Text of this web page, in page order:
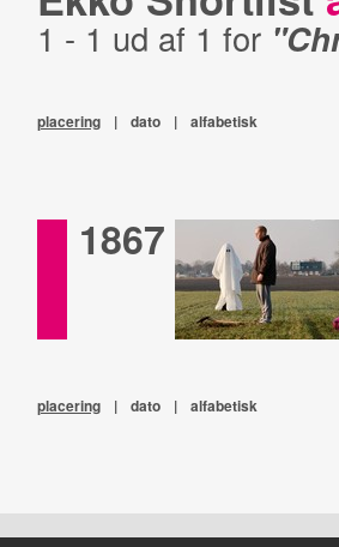
1 - 1 ud af 1 for
placering | dato | alfabetisk
1867
placering | dato | alfabetisk